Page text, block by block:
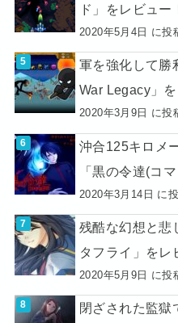
ド」をレビュー
2020年5月4日 に投
軍を強化して勝
War Legacy」を
2020年3月9日 に投
沖合125キロメ
「黒の令達(コ
2020年3月14日 に
残酷な幻想と悲
タフライ」をレ
2020年5月9日 に投
閉ざされた監獄